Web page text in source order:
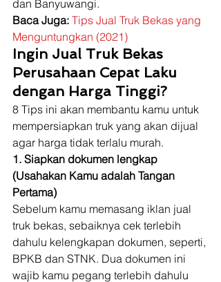
dan Banyuwangi.
Baca Juga: Tips Jual Truk Bekas yang
Menguntungkan (2021)
Ingin Jual Truk Bekas
Perusahaan Cepat Laku
dengan Harga Tinggi?
8 Tips ini akan membantu kamu untuk
mempersiapkan truk yang akan dijual
agar harga tidak terlalu murah.
1. Siapkan dokumen lengkap
(Usahakan Kamu adalah Tangan
Pertama)
Sebelum kamu memasang iklan jual
truk bekas, sebaiknya cek terlebih
dahulu kelengkapan dokumen, seperti,
BPKB dan STNK. Dua dokumen ini
wajib kamu pegang terlebih dahulu